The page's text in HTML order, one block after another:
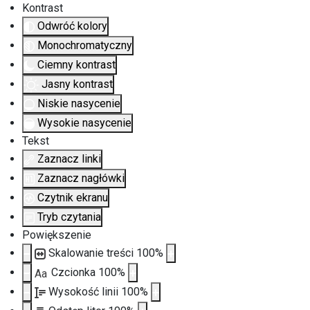
Kontrast
Odwróć kolory
Monochromatyczny
Ciemny kontrast
Jasny kontrast
Niskie nasycenie
Wysokie nasycenie
Tekst
Zaznacz linki
Zaznacz nagłówki
Czytnik ekranu
Tryb czytania
Powiększenie
Skalowanie treści 100%
Aa Czcionka 100%
Wysokość linii 100%